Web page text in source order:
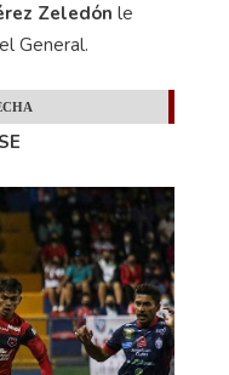
Zeledón le
General.